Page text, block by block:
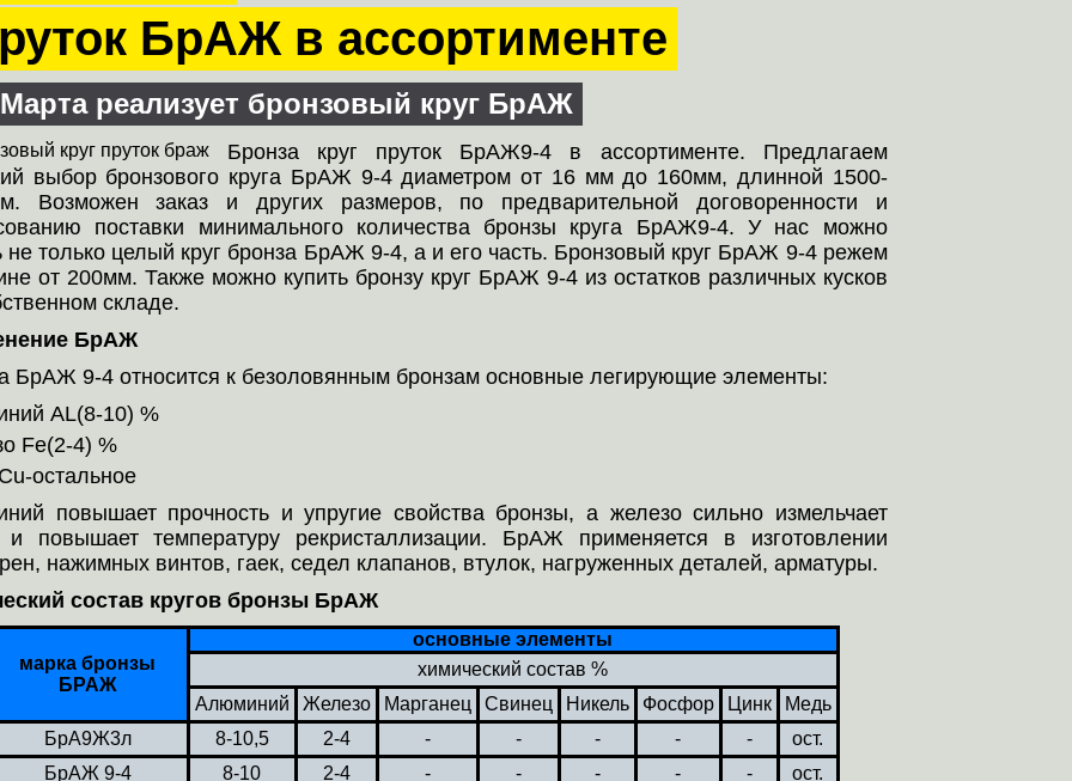
БрАЖ в ассортименте
реализует бронзовый круг БрАЖ
Бронза круг пруток БрАЖ9-4 в ассортименте. Предлагаем
выбор бронзового круга БрАЖ 9-4 диаметром от 16 мм до 160мм, длинной 1500-
Возможен заказ и других размеров, по предварительной договоренности и
поставки минимального количества бронзы круга БрАЖ9-4. У нас можно
не только целый круг бронза БрАЖ 9-4, а и его часть. Бронзовый круг БрАЖ 9-4 режем
от 200мм. Также можно купить бронзу круг БрАЖ 9-4 из остатков различных кусков
складе.
БрАЖ
БрАЖ 9-4 относится к безоловянным бронзам основные легирующие элементы:
AL(8-10) %
Fe(2-4) %
остальное
повышает прочность и упругие свойства бронзы, а железо сильно измельчает
и повышает температуру рекристаллизации. БрАЖ применяется в изготовлении
нажимных винтов, гаек, седел клапанов, втулок, нагруженных деталей, арматуры.
состав кругов бронзы БрАЖ
марка бронзы
БРАЖ
основные элементы
химический состав %
Алюминий
Железо Марганец Свинец Никель Фосфор Цинк
Медь
БрА9Ж3л
8-10,5 2-4 - - - - -
ост.
БрАЖ 9-4
8-10 2-4 - - - - - ост.